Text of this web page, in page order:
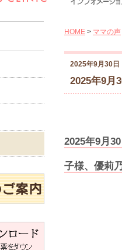
HOME > ママの声
2025年9月30日
2025年9月
2025年9月
子様、優莉